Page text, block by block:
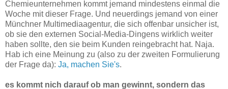
Chemieunternehmen kommt jemand mindestens einmal die
Woche mit dieser Frage. Und neuerdings jemand von einer
Münchner Multimediaagentur, die sich offenbar unsicher ist,
ob sie den externen Social-Media-Dingens wirklich weiter
haben sollte, den sie beim Kunden reingebracht hat. Naja.
Hab ich eine Meinung zu (also zu der zweiten Formulierung
der Frage da): Ja, machen Sie's.
es kommt nich darauf ob man gewinnt, sondern das